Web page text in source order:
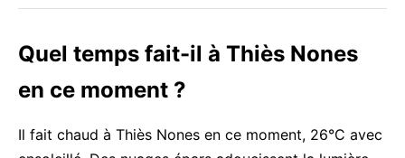
Quel temps fait-il à Thiès Nones
en ce moment ?
Il fait chaud à Thiès Nones en ce moment, 26°C avec